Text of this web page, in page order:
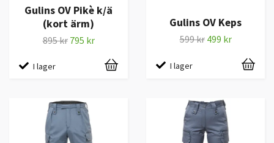
Gulins OV Pikè k/ä
(kort ärm)
895 kr 795 kr
I lager
Gulins OV Keps
599 kr 499 kr
I lager